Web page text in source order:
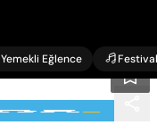
Yemekli Eğlence Festival